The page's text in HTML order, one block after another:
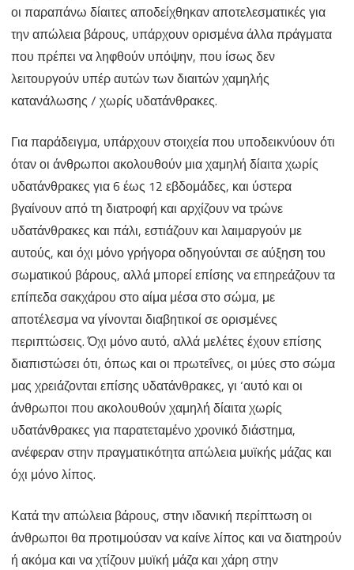
οι παραπάνω δίαιτες αποδείχθηκαν αποτελεσματικές για
την απώλεια βάρους, υπάρχουν ορισμένα άλλα πράγματα
που πρέπει να ληφθούν υπόψην, που ίσως δεν
λειτουργούν υπέρ αυτών των διαιτών χαμηλής
κατανάλωσης / χωρίς υδατάνθρακες.
Για παράδειγμα, υπάρχουν στοιχεία που υποδεικνύουν ότι
όταν οι άνθρωποι ακολουθούν μια χαμηλή δίαιτα χωρίς
υδατάνθρακες για 6 έως 12 εβδομάδες, και ύστερα
βγαίνουν από τη διατροφή και αρχίζουν να τρώνε
υδατάνθρακες και πάλι, εστιάζουν και λαιμαργούν με
αυτούς, και όχι μόνο γρήγορα οδηγούνται σε αύξηση του
σωματικού βάρους, αλλά μπορεί επίσης να επηρεάζουν τα
επίπεδα σακχάρου στο αίμα μέσα στο σώμα, με
αποτέλεσμα να γίνονται διαβητικοί σε ορισμένες
περιπτώσεις. Όχι μόνο αυτό, αλλά μελέτες έχουν επίσης
διαπιστώσει ότι, όπως και οι πρωτεΐνες, οι μύες στο σώμα
μας χρειάζονται επίσης υδατάνθρακες, γι ‘αυτό και οι
άνθρωποι που ακολουθούν χαμηλή δίαιτα χωρίς
υδατάνθρακες για παρατεταμένο χρονικό διάστημα,
ανέφεραν στην πραγματικότητα απώλεια μυϊκής μάζας και
όχι μόνο λίπος.
Κατά την απώλεια βάρους, στην ιδανική περίπτωση οι
άνθρωποι θα προτιμούσαν να καίνε λίπος και να διατηρούν
ή ακόμα και να χτίζουν μυϊκή μάζα και χάρη στην